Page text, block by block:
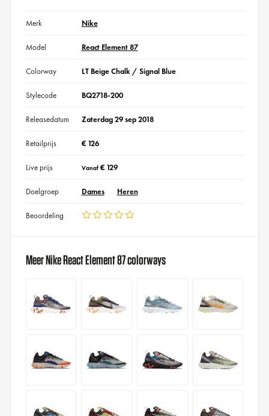
Merk Nike
Model React Element 87
Colorway LT Beige Chalk / Signal Blue
Stylecode BQ2718-200
Releasedatum Zaterdag 29 sep 2018
Retailprijs € 126
Live prijs Vanaf€ 129
Doelgroep Dames Heren
Beoordeling
Meer Nike React Element 87 colorways